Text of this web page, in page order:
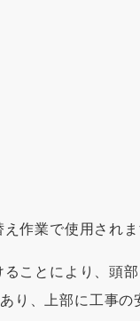
作業で使用され
ことにより、頭
り、上部に工事